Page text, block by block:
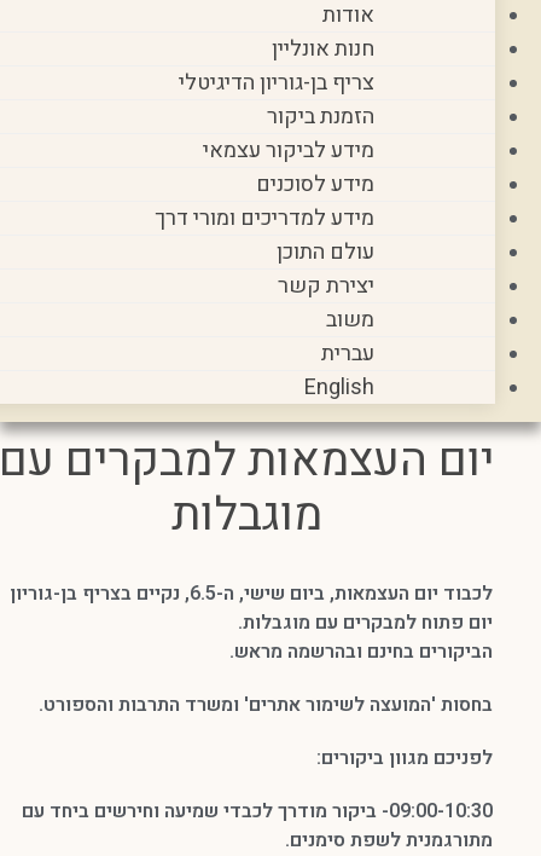
צריף בן-גוריון הדיגיטלי
מידע לביקור עצמאי
מידע לסוכנים
מידע למדריכים ומורי דרך
העצמאות למבקרים עם
מוגבלות
לכבוד יום העצמאות, ביום שישי, ה-6.5, נקיים בצריף בן-גוריון
למבקרים עם מוגבלות.
בחינם ובהרשמה מראש.
לשימור אתרים' ומשרד התרבות והספורט.
ביקורים:
09:00-10:30- ביקור מודרך לכבדי שמיעה וחירשים ביחד עם
לשפת סימנים.